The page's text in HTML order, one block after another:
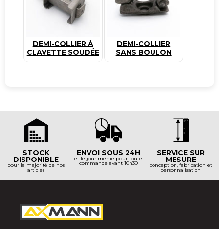
DEMI-COLLIER À
CLAVETTE SOUDÉE
DEMI-COLLIER
SANS BOULON
STOCK
DISPONIBLE
pour la majorité de nos
articles
ENVOI SOUS 24H
et le jour même pour toute
commande avant 10h30
SERVICE SUR
MESURE
conception, fabrication et
personnalisation